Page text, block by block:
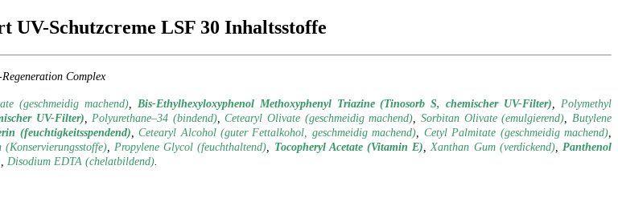
UV-Schutzcreme LSF 30 Inhaltsstoffe
Complex
(geschmeidig machend), Bis-Ethylhexyloxyphenol Methoxyphenyl Triazine (Tinosorb S, chemischer UV-Filter)
Polymethyl
UV-Filter) Polyurethane–34 (bindend),Cetearyl Olivate (geschmeidig machend) Sorbitan Olivate (emulgierend)
Butylene
(feuchtigkeitsspendend) ,Cetearyl Alcohol (guter Fettalkohol, geschmeidig machend) Cetyl Palmitate (geschmeidig machend)
(Konservierungsstoffe), Propylene Glycol (feuchthaltend) Tocopheryl Acetate (Vitamin E) Xanthan Gum (verdickend), Panthenol
Disodium EDTA (chelatbildend)